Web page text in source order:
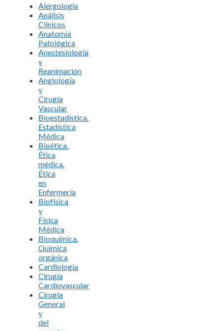
Alergología
Análisis
Clínicos
Anatomía
Patológica
Anestesiología
y
Reanimación
Angiología
y
Cirugía
Vascular
Bioestadística.
Estadística
Médica
Bioética.
Ética
médica.
Ética
en
Enfermería
Biofísica
y
Física
Médica
Bioquímica.
Química
orgánica
Cardiología
Cirugía
Cardiovascular
Cirugía
General
y
del